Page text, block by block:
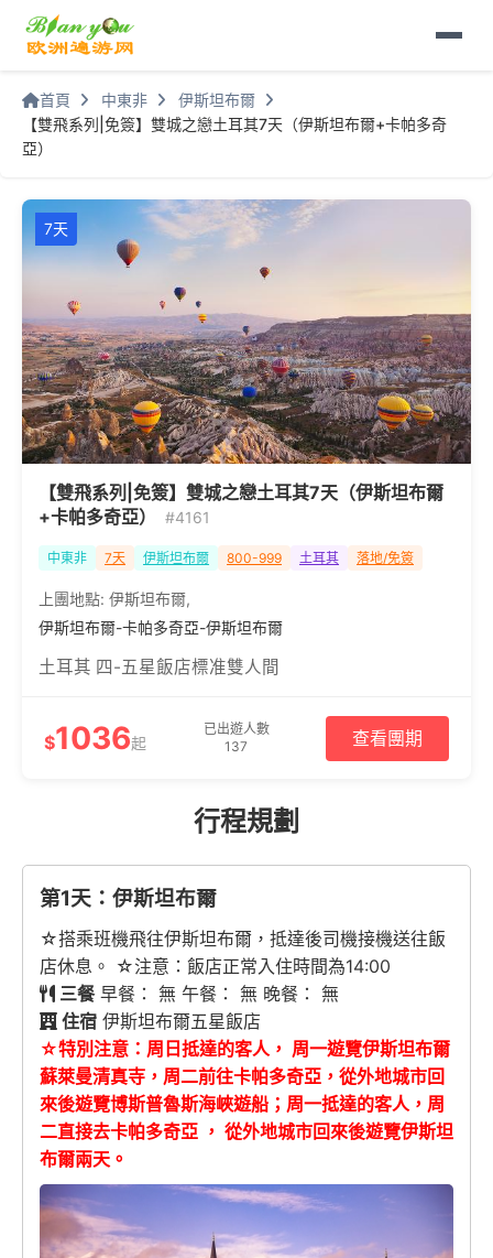
首頁 中東非
伊斯坦布爾
【雙飛系列|免簽】雙城之戀土耳其7天（伊斯坦布爾+卡帕多奇
亞）
7天
【雙飛系列|免簽】雙城之戀土耳其7天（伊斯坦布爾
+卡帕多奇亞）
#4161
中東非 7天 伊斯坦布爾 800-999 土耳其 落地/免簽
上團地點: 伊斯坦布爾,
伊斯坦布爾-卡帕多奇亞-伊斯坦布爾
土耳其 四-五星飯店標准雙人間
$1036起
已出遊人數
137
查看團期
行程規劃
第1天：伊斯坦布爾
☆搭乘班機飛往伊斯坦布爾，抵達後司機接機送往飯
店休息。 ☆注意：飯店正常入住時間為14:00
三餐早餐： 無 午餐： 無 晚餐： 無
住宿 伊斯坦布爾五星飯店
☆特別注意： 周日抵達的客人， 周一遊覽伊斯坦布爾
蘇萊曼清真寺，周二前往卡帕多奇亞，從外地城市回
來後遊覽博斯普魯斯海峽遊船； 周一抵達的客人，周
二直接去卡帕多奇亞 ， 從外地城市回來後遊覽伊斯坦
布爾兩天。